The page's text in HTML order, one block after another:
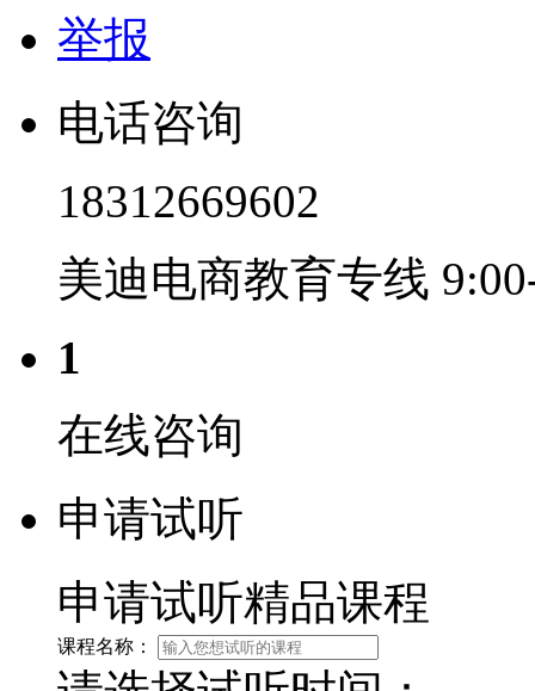
电话咨询
18312669602
美迪电商教育专线
1
在线咨询
申请试听
申请试听精品课程
课程名称：